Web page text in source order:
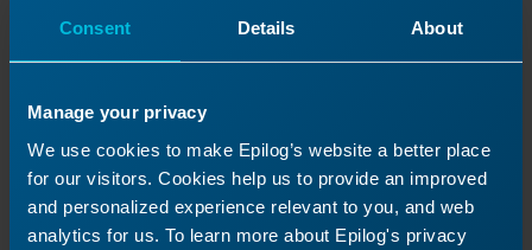
Consent Details About
Manage your privacy
We use cookies to make Epilog’s website a better place
for our visitors. Cookies help us to provide an improved
and personalized experience relevant to you, and web
analytics for us. To learn more about Epilog's privacy
Mueva el carro de la lente hacia la izquierda y